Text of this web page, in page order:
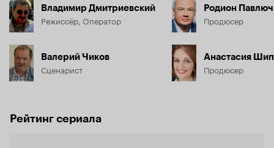
Владимир Дмитриевский
Режиссёр, Оператор
Валерий Чиков
Сценарист
Родион
Продюсер
Анастасия
Продюсер
Рейтинг сериала